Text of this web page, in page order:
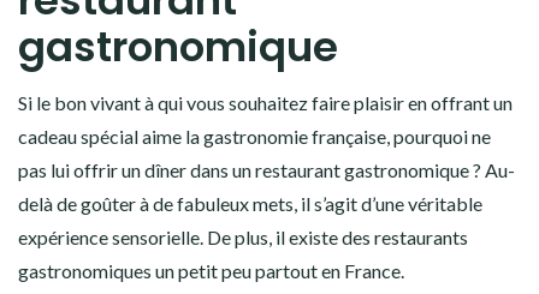
gastronomique
Si le bon vivant à qui vous souhaitez faire plaisir en offrant un
cadeau spécial aime la gastronomie française, pourquoi ne
pas lui offrir un dîner dans un restaurant gastronomique ? Au-
delà de goûter à de fabuleux mets, il s’agit d’une véritable
expérience sensorielle. De plus, il existe des restaurants
gastronomiques un petit peu partout en France.